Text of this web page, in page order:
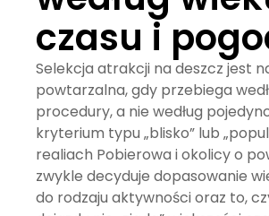
czasu i
Selekcja atrakcji na deszcz jest
powtarzalna, gdy przebiega
procedury, a nie według
kryterium typu „blisko” lub
realiach Pobierowa i okolicy o
zwykle decyduje dopasowanie
do rodzaju aktywności oraz to,